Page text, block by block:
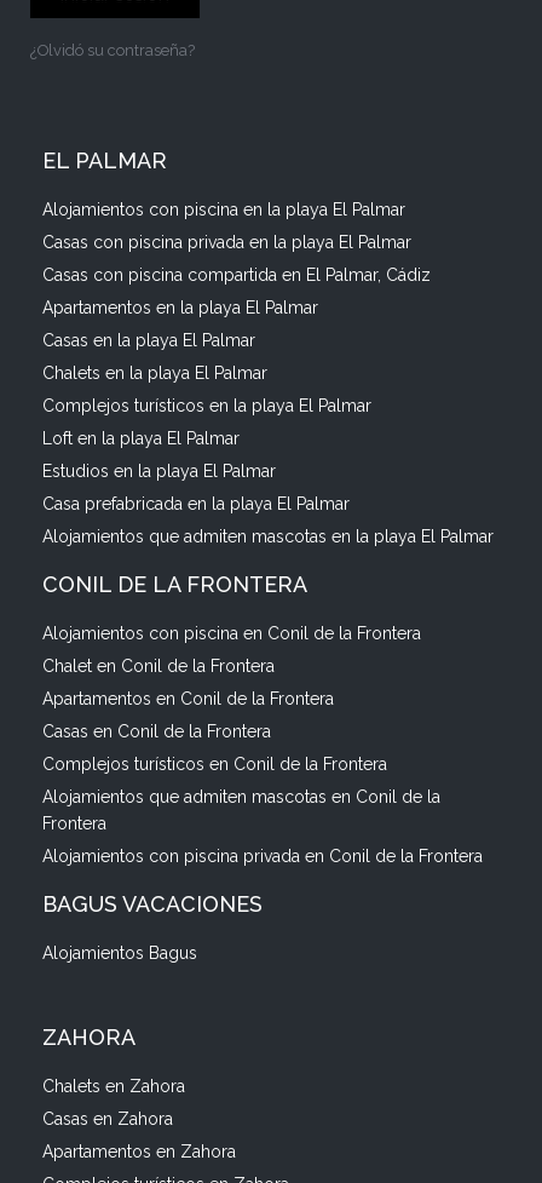
¿Olvidó su contraseña?
EL PALMAR
Alojamientos con piscina en la playa El Palmar
Casas con piscina privada en la playa El Palmar
Casas con piscina compartida en El Palmar, Cádiz
Apartamentos en la playa El Palmar
Casas en la playa El Palmar
Chalets en la playa El Palmar
Complejos turísticos en la playa El Palmar
Loft en la playa El Palmar
Estudios en la playa El Palmar
Casa prefabricada en la playa El Palmar
Alojamientos que admiten mascotas en la playa El Palmar
CONIL DE LA FRONTERA
Alojamientos con piscina en Conil de la Frontera
Chalet en Conil de la Frontera
Apartamentos en Conil de la Frontera
Casas en Conil de la Frontera
Complejos turísticos en Conil de la Frontera
Alojamientos que admiten mascotas en Conil de la
Frontera
Alojamientos con piscina privada en Conil de la Frontera
BAGUS VACACIONES
Alojamientos Bagus
ZAHORA
Chalets en Zahora
Casas en Zahora
Apartamentos en Zahora